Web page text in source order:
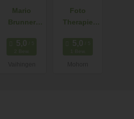
Mario
Brunner
Foto
Therapie